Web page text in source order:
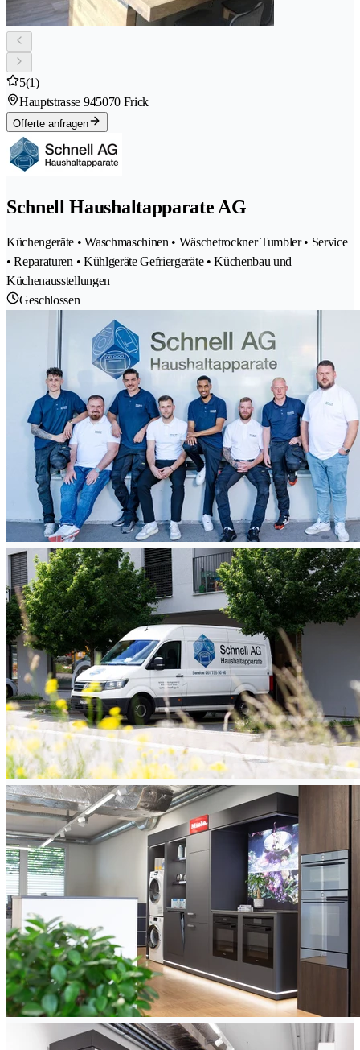
5(1)
Hauptstrasse 945070 Frick
Offerte anfragen
Schnell Haushaltapparate AG
Küchengeräte • Waschmaschinen • Wäschetrockner Tumbler • Service
• Reparaturen • Kühlgeräte Gefriergeräte • Küchenbau und
Küchenausstellungen
Geschlossen